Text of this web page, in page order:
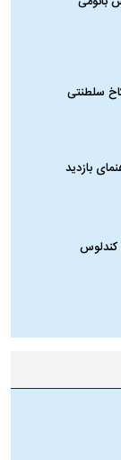
سلطنتی
بازدید
کندلوس